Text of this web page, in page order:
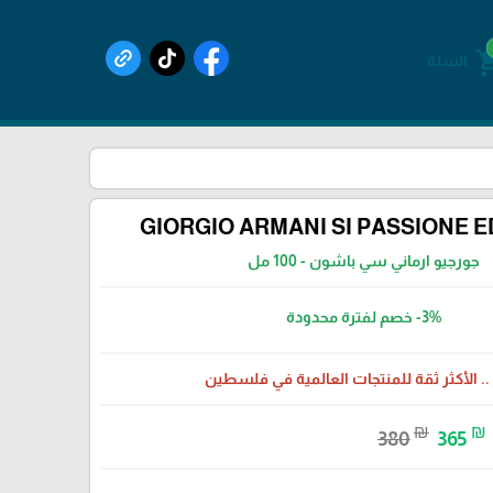
السلة
GIORGIO ARMANI SI PASSIONE
جورجيو ارماني سي باشون - 100 مل
-3% خصم لفترة محدودة
.. الأكثر ثقة للمنتجات العالمية في فلسطين
380₪ 365 ₪